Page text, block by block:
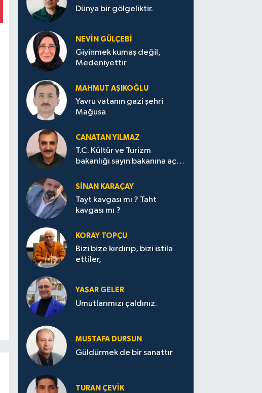
Dünya bir gölgeliktir.
NEVİN GÜLÇEBİ
Giyinmek kumaş değil,
Medeniyettir
MAHMUT AŞIKOĞLU
Yavru vatanın gazi şehri
Mağusa
CANATAN YILMAZ
T.C. Kültür ve Turizm
bakanlığı sayın bakanına açık
SİNAN KARAÇAY
Tayt kavgası mı ? Taht
kavgası mı ?
KORAY TOPÇU
Bizi bize kırdırıp, bizi istila
ettiler,
YAŞAR GELER
Umutlarımızı çaldınız.
MUSTAFA DURSUN
Güldürmek de bir sanattır
TURAN ÇEVİK